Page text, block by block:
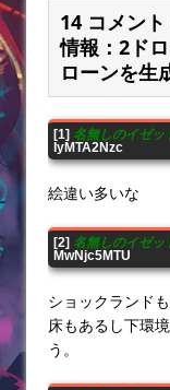
14 コメン
情報：2ド
ローンを生
[1] 名無しのイゼッ
IyMTA2Nzc
絵違い多いな
[2] 名無しのイゼッ
MwNjc5MTU
ショックランド
床もあるし下環
う。